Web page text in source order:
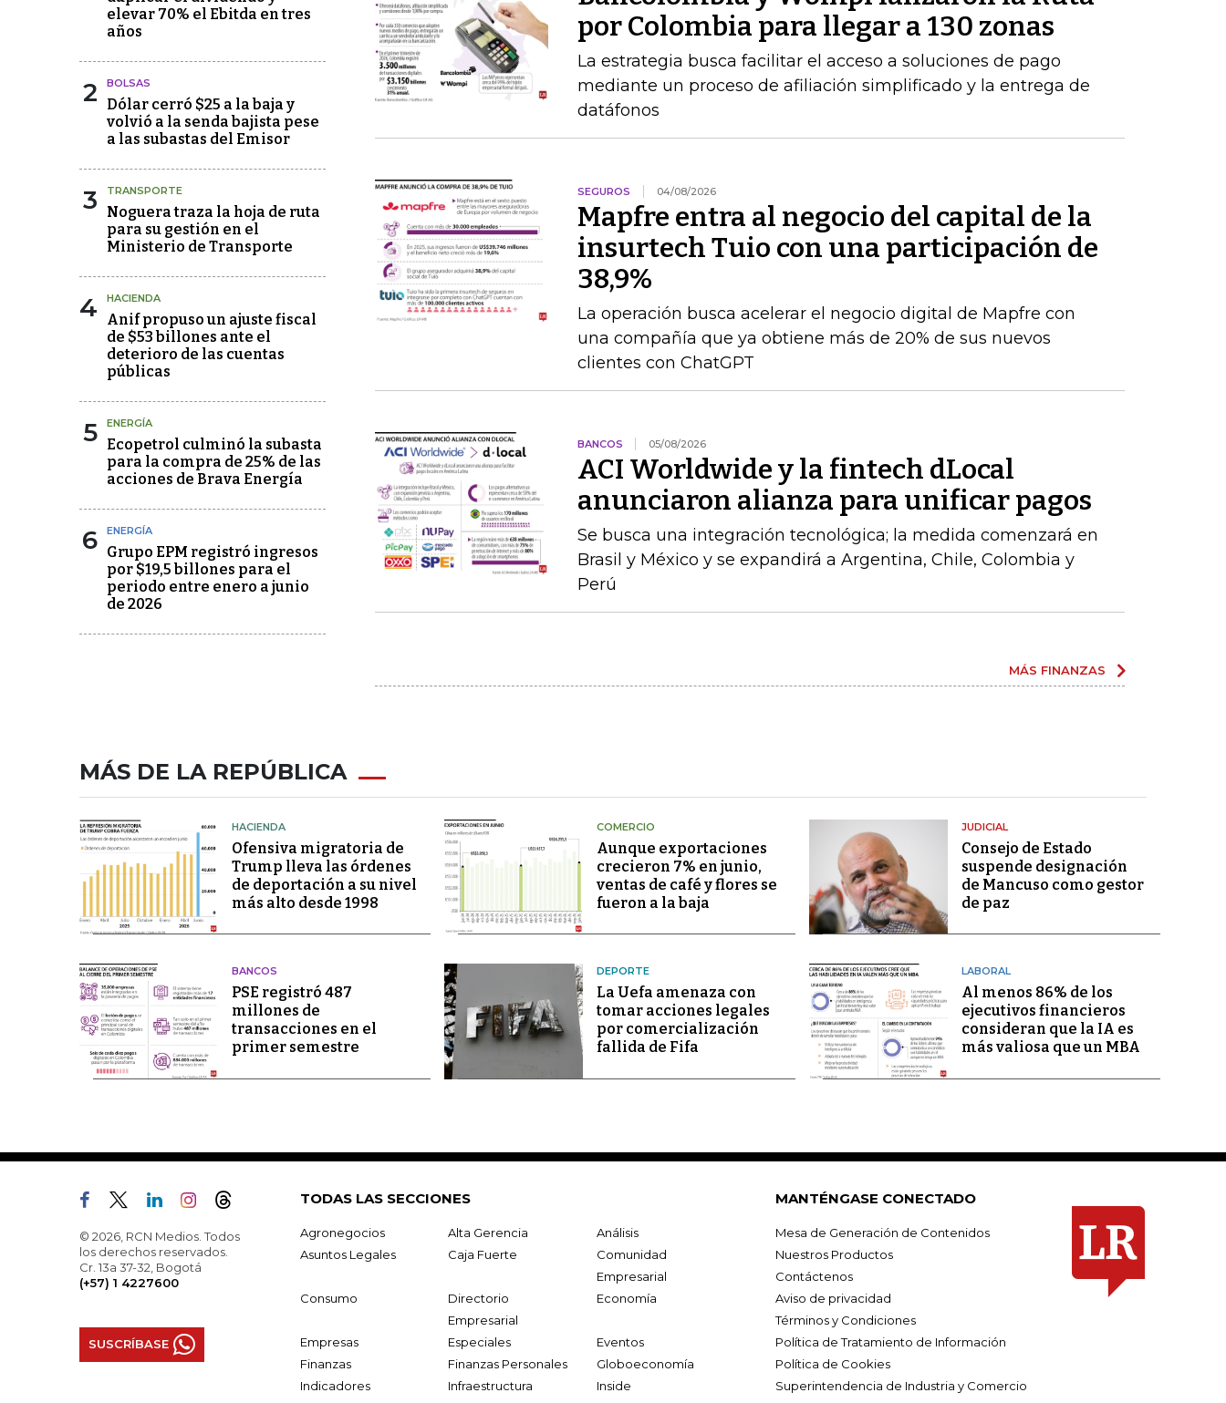
elevar 70% el Ebitda en tres
años
2 BOLSAS
Dólar cerró $25 a la baja y
volvió a la senda bajista pese
a las subastas del Emisor
3 TRANSPORTE
Noguera traza la hoja de ruta
para su gestión en el
Ministerio de Transporte
4 HACIENDA
Anif propuso un ajuste fiscal
de $53 billones ante el
deterioro de las cuentas
públicas
5 ENERGÍA
Ecopetrol culminó la subasta
para la compra de 25% de las
acciones de Brava Energía
6 ENERGÍA
Grupo EPM registró ingresos
por $19,5 billones para el
periodo entre enero a junio
de 2026
por Colombia para llegar a 130 zonas
La estrategia busca facilitar el acceso a soluciones de pago
mediante un proceso de afiliación simplificado y la entrega de
datáfonos
SEGUROS 04/08/2026
Mapfre entra al negocio del capital de la
insurtech Tuio con una participación de
38,9%
La operación busca acelerar el negocio digital de Mapfre con
una compañía que ya obtiene más de 20% de sus nuevos
clientes con ChatGPT
BANCOS 05/08/2026
ACI Worldwide y la fintech dLocal
anunciaron alianza para unificar pagos
Se busca una integración tecnológica; la medida comenzará en
Brasil y México y se expandirá a Argentina, Chile, Colombia y
Perú
MÁS FINANZAS
MÁS DE LA REPÚBLICA
HACIENDA
Ofensiva migratoria de
Trump lleva las órdenes
de deportación a su nivel
más alto desde 1998
COMERCIO
Aunque exportaciones
crecieron 7% en junio,
ventas de café y flores se
fueron a la baja
JUDICIAL
Consejo de Estado
suspende designación
de Mancuso como gestor
de paz
BANCOS
PSE registró 487
millones de
transacciones en el
primer semestre
DEPORTE
La Uefa amenaza con
tomar acciones legales
por comercialización
fallida de Fifa
LABORAL
Al menos 86% de los
ejecutivos financieros
consideran que la IA es
más valiosa que un MBA
© 2026, RCN Medios. Todos
los derechos reservados.
Cr. 13a 37-32, Bogotá
(+57) 1 4227600
SUSCRÍBASE
TODAS LAS SECCIONES
Agronegocios Alta Gerencia
Análisis
Asuntos Legales
Caja Fuerte
Comunidad
Empresarial
Consumo
Directorio
Empresarial
Economía
Empresas Especiales
Eventos
Finanzas
Finanzas Personales
Globoeconomía
Indicadores
Infraestructura
Inside
MANTÉNGASE CONECTADO
Mesa de Generación de Contenidos
Nuestros Productos
Contáctenos
Aviso de privacidad
Términos y Condiciones
Política de Tratamiento de Información
Política de Cookies
Superintendencia de Industria y Comercio